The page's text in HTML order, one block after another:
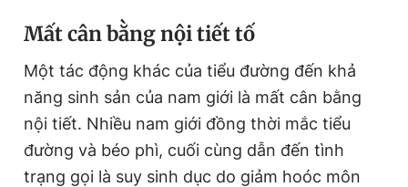
Mất cân bằng nội tiết tố
Một tác động khác của tiểu đường đến khả
năng sinh sản của nam giới là mất cân bằng
nội tiết. Nhiều nam giới đồng thời mắc tiểu
đường và béo phì, cuối cùng dẫn đến tình
trạng gọi là suy sinh dục do giảm hoóc môn